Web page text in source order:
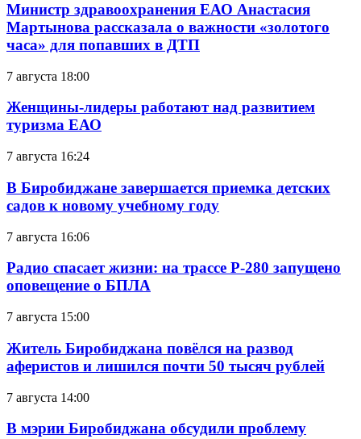
Министр здравоохранения ЕАО Анастасия
Мартынова рассказала о важности «золотого
часа» для попавших в ДТП
7 августа 18:00
Женщины-лидеры работают над развитием
туризма ЕАО
7 августа 16:24
В Биробиджане завершается приемка детских
садов к новому учебному году
7 августа 16:06
Радио спасает жизни: на трассе Р-280 запущено
оповещение о БПЛА
7 августа 15:00
Житель Биробиджана повёлся на развод
аферистов и лишился почти 50 тысяч рублей
7 августа 14:00
В мэрии Биробиджана обсудили проблему